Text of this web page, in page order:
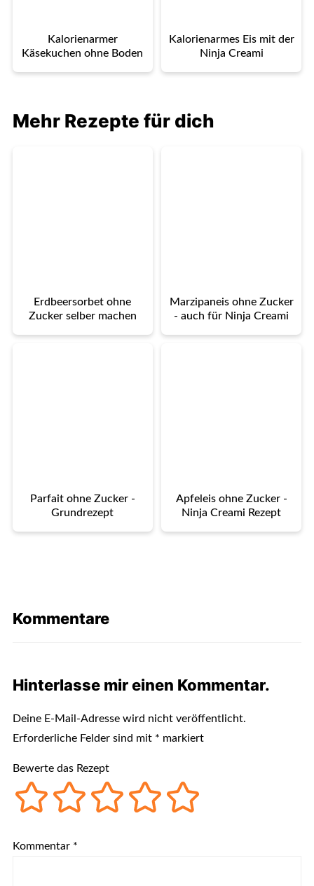
Kalorienarmer
Käsekuchen ohne Boden
Kalorienarmes Eis mit der
Ninja Creami
Mehr Rezepte für dich
Erdbeersorbet ohne
Zucker selber machen
Marzipaneis ohne Zucker
- auch für Ninja Creami
Parfait ohne Zucker -
Grundrezept
Apfeleis ohne Zucker -
Ninja Creami Rezept
Kommentare
Hinterlasse mir einen Kommentar.
Deine E-Mail-Adresse wird nicht veröffentlicht.
Erforderliche Felder sind mit * markiert
Bewerte das Rezept
Kommentar *